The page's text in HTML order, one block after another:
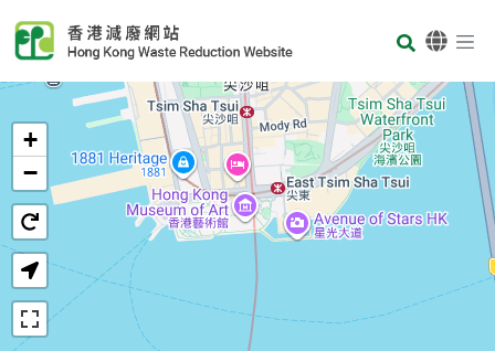
Body
+
−